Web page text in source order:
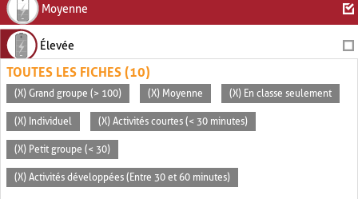
Moyenne
Élevée
TOUTES LES FICHES (10)
(X) Grand groupe (> 100) (X) Moyenne (X) En classe seulement
(X) Individuel (X) Activités courtes (< 30 minutes)
(X) Petit groupe (< 30)
(X) Activités développées (Entre 30 et 60 minutes)